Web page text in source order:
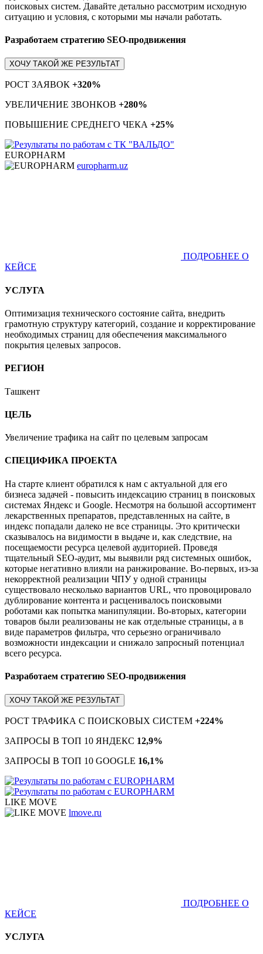
поисковых систем. Давайте детально рассмотрим исходную
ситуацию и условия, с которыми мы начали работать.
Разработаем стратегию SEO-продвижения
ХОЧУ ТАКОЙ ЖЕ РЕЗУЛЬТАТ
РОСТ ЗАЯВОК +320%
УВЕЛИЧЕНИЕ ЗВОНКОВ +280%
ПОВЫШЕНИЕ СРЕДНЕГО ЧЕКА +25%
EUROPHARM
europharm.uz
ПОДРОБНЕЕ О
КЕЙСЕ
УСЛУГА
Оптимизация технического состояние сайта, внедрить
грамотную структуру категорий, создание и корректирование
необходимых страниц для обеспечения максимального
покрытия целевых запросов.
РЕГИОН
Ташкент
ЦЕЛЬ
Увеличение трафика на сайт по целевым запросам
СПЕЦИФИКА ПРОЕКТА
На старте клиент обратился к нам с актуальной для его
бизнеса задачей - повысить индексацию страниц в поисковых
системах Яндекс и Google. Несмотря на большой ассортимент
лекарственных препаратов, представленных на сайте, в
индекс попадали далеко не все страницы. Это критически
сказывалось на видимости в выдаче и, как следствие, на
посещаемости ресурса целевой аудиторией. Проведя
тщательный SEO-аудит, мы выявили ряд системных ошибок,
которые негативно влияли на ранжирование. Во-первых, из-за
некорректной реализации ЧПУ у одной страницы
существовало несколько вариантов URL, что провоцировало
дублирование контента и расценивалось поисковыми
роботами как попытка манипуляции. Во-вторых, категории
товаров были реализованы не как отдельные страницы, а в
виде параметров фильтра, что серьезно ограничивало
возможности индексации и снижало запросный потенциал
всего ресурса.
Разработаем стратегию SEO-продвижения
ХОЧУ ТАКОЙ ЖЕ РЕЗУЛЬТАТ
РОСТ ТРАФИКА С ПОИСКОВЫХ СИСТЕМ +224%
ЗАПРОСЫ В ТОП 10 ЯНДЕКС 12,9%
ЗАПРОСЫ В ТОП 10 GOOGLE 16,1%
LIKE MOVE
lmove.ru
ПОДРОБНЕЕ О
КЕЙСЕ
УСЛУГА